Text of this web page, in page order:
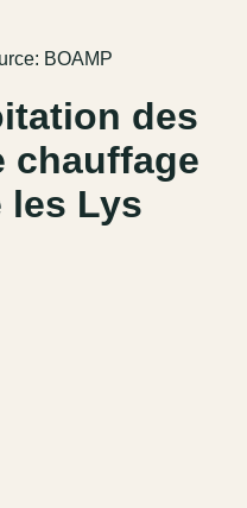
BOAMP
des
chauffage
les Lys